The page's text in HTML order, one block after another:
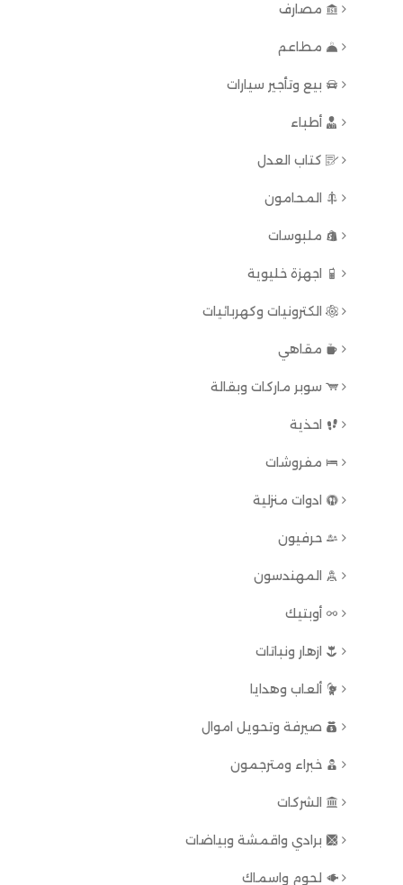
مصارف
مطاعم
بيع وتأجير سيارات
أطباء
كتاب العدل
المحامون
ملبوسات
اجهزة خليوية
الكترونيات وكهربائيات
مقاهي
سوبر ماركات وبقالة
احذية
مفروشات
ادوات منزلية
حرفيون
المهندسون
أوبتيك
ازهار ونباتات
ألعاب وهدايا
صيرفة وتحويل اموال
خبراء ومترجمون
الشركات
برادي واقمشة وبياضات
لحوم واسماك